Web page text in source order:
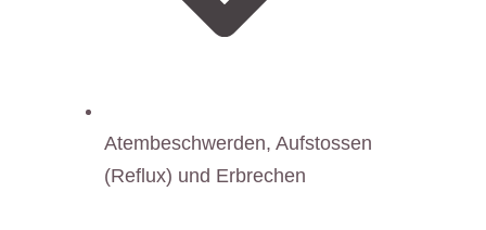
Atembeschwerden, Aufstossen
(Reflux) und Erbrechen